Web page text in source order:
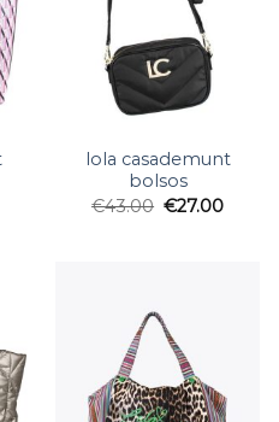
lola casademunt
bolsos
€43.00 €27.00